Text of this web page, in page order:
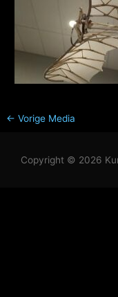
← Vorige Media
Copyright © 2026